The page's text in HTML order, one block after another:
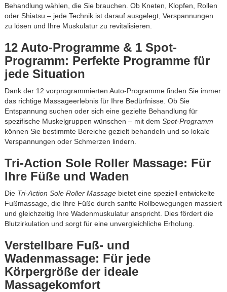
Behandlung wählen, die Sie brauchen. Ob Kneten, Klopfen, Rollen
oder Shiatsu – jede Technik ist darauf ausgelegt, Verspannungen
zu lösen und Ihre Muskulatur zu revitalisieren.
12 Auto-Programme & 1 Spot-
Programm: Perfekte Programme für
jede Situation
Dank der 12 vorprogrammierten Auto-Programme finden Sie immer
das richtige Massageerlebnis für Ihre Bedürfnisse. Ob Sie
Entspannung suchen oder sich eine gezielte Behandlung für
spezifische Muskelgruppen wünschen – mit dem Spot-Programm
können Sie bestimmte Bereiche gezielt behandeln und so lokale
Verspannungen oder Schmerzen lindern.
Tri-Action Sole Roller Massage: Für
Ihre Füße und Waden
Die Tri-Action Sole Roller Massagebietet eine speziell entwickelte
Fußmassage, die Ihre Füße durch sanfte Rollbewegungen massiert
und gleichzeitig Ihre Wadenmuskulatur anspricht. Dies fördert die
Blutzirkulation und sorgt für eine unvergleichliche Erholung.
Verstellbare Fuß- und
Wadenmassage: Für jede
Körpergröße der ideale
Massagekomfort